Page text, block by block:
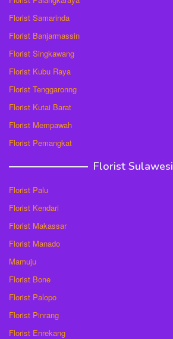
Florist Samarinda
Florist Banjarmassin
Florist Singkawang
Florist Kubu Raya
Florist Tenggaronng
Florist Kutai Barat
Florist Mempawah
Florist Pemangkat
Florist Sulawesi
Florist Palu
Florist Kendari
Florist Makassar
Florist Manado
Mamuju
Florist Bone
Florist Palopo
Florist Pinrang
Florist Enrekang